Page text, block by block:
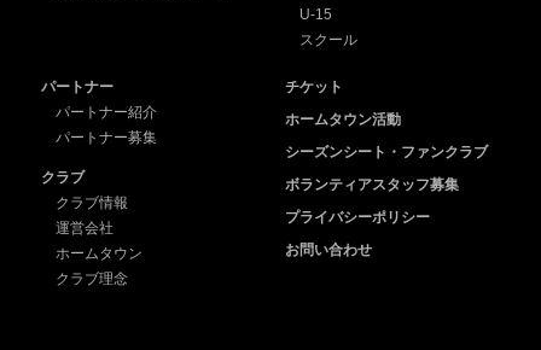
U-15
スクール
パートナー
パートナー紹介
パートナー募集
クラブ
クラブ情報
運営会社
ホームタウン
クラブ理念
チケット
ホームタウン活動
シーズンシート・ファンクラブ
ボランティアスタッフ募集
プライバシーポリシー
お問い合わせ